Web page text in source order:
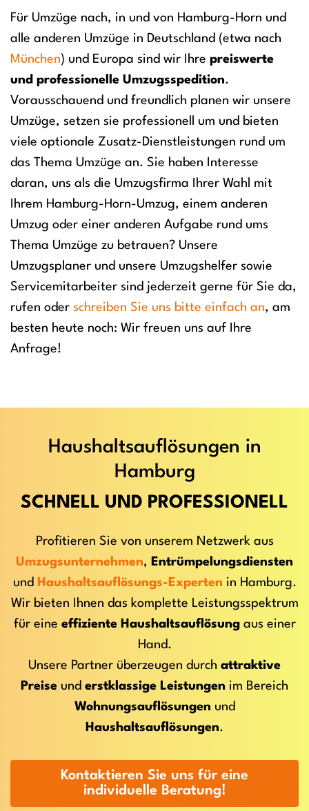
Für Umzüge nach, in und von Hamburg-Horn und
alle anderen Umzüge in Deutschland (etwa nach
München) und Europa sind wir Ihre preiswerte
und professionelle Umzugsspedition.
Vorausschauend und freundlich planen wir unsere
Umzüge, setzen sie professionell um und bieten
viele optionale Zusatz-Dienstleistungen rund um
das Thema Umzüge an. Sie haben Interesse
daran, uns als die Umzugsfirma Ihrer Wahl mit
Ihrem Hamburg-Horn-Umzug, einem anderen
Umzug oder einer anderen Aufgabe rund ums
Thema Umzüge zu betrauen? Unsere
Umzugsplaner und unsere Umzugshelfer sowie
Servicemitarbeiter sind jederzeit gerne für Sie da,
rufen oder schreiben Sie uns bitte einfach an, am
besten heute noch: Wir freuen uns auf Ihre
Anfrage!
Haushaltsauflösungen in
Hamburg
SCHNELL UND PROFESSIONELL
Profitieren Sie von unserem Netzwerk aus
Umzugsunternehmen, Entrümpelungsdiensten
und
Haushaltsauflösungs-Experten in Hamburg.
Wir bieten Ihnen das komplette Leistungsspektrum
für eine effiziente Haushaltsauflösungaus einer
Hand.
Unsere Partner überzeugen durch attraktive
Preise und erstklassige Leistungen im Bereich
Wohnungsauflösungen und
Haushaltsauflösungen.
Kontaktieren Sie uns für eine
individuelle Beratung!